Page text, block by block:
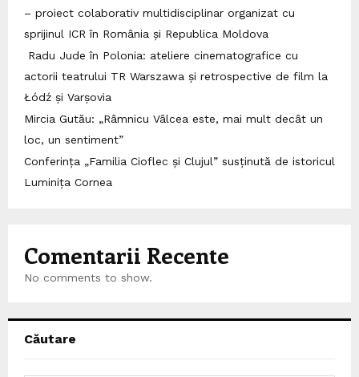
– proiect colaborativ multidisciplinar organizat cu
sprijinul ICR în România și Republica Moldova
Radu Jude în Polonia: ateliere cinematografice cu
actorii teatrului TR Warszawa și retrospective de film la
Łódź și Varșovia
Mircia Gutău: „Râmnicu Vâlcea este, mai mult decât un
loc, un sentiment”
Conferința „Familia Cioflec și Clujul” susținută de istoricul
Luminița Cornea
Comentarii Recente
No comments to show.
Căutare